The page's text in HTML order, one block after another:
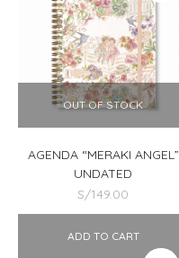
OUT OF STOCK
AGENDA “MERAKI ANGEL”
UNDATED
S/149.00
ADD TO CART